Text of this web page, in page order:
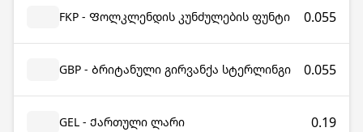
FKP - Ფოლკლენდის კუნძულების ფუნტი 0.055
GBP - Ბრიტანული გირვანქა სტერლინგი 0.055
GEL - Ქართული ლარი 0.19